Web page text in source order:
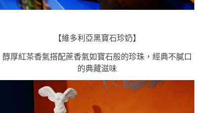
【維多利亞黑寶石珍奶】
醇厚紅茶香氣搭配蔗香氣如寶石般的珍珠，經典不膩口
的典藏滋味